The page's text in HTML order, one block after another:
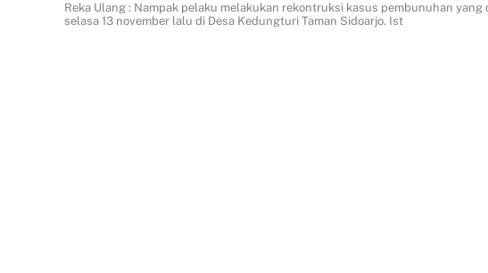
Reka Ulang : Nampak pelaku melakukan rekontruksi kasus pembunuhan
selasa 13 november lalu di Desa Kedungturi Taman Sidoarjo. Ist